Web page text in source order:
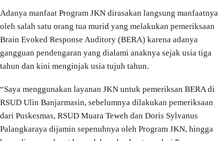
Adanya manfaat Program JKN dirasakan langsung manfaatnya
oleh salah satu orang tua murid yang melakukan pemeriksaan
Brain Evoked Response Auditory (BERA) karena adanya
gangguan pendengaran yang dialami anaknya sejak usia tiga
tahun dan kini menginjak usia tujuh tahun.
“Saya menggunakan layanan JKN untuk pemeriksan BERA di
RSUD Ulin Banjarmasin, sebelumnya dilakukan pemeriksaan
dari Puskesmas, RSUD Muara Teweh dan Doris Sylvanus
Palangkaraya dijamin sepenuhnya oleh Program JKN, hingga